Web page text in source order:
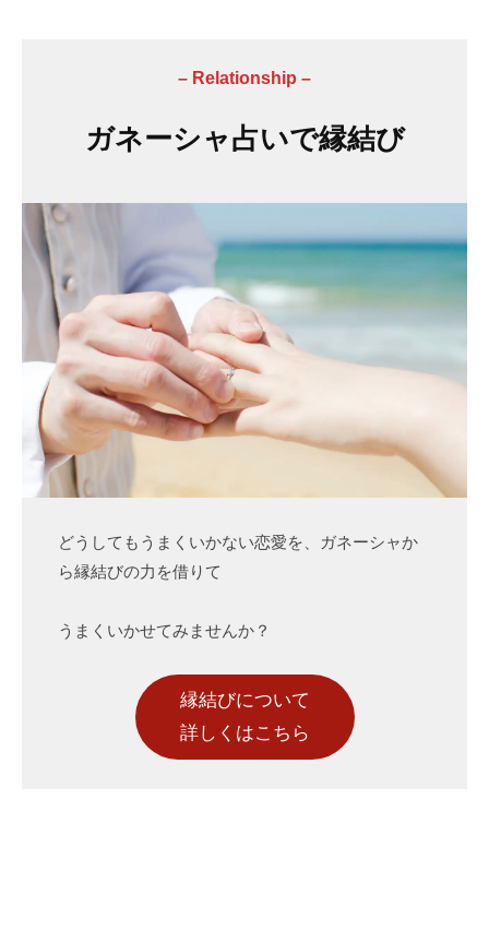
– Relationship –
ガネーシャ占いで縁結び
どうしてもうまくいかない恋愛を、ガネーシャか
ら縁結びの力を借りて
うまくいかせてみませんか？
縁結びについて
詳しくはこちら